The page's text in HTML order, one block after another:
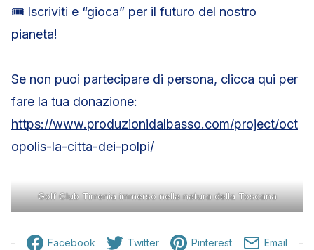
🎟 Iscriviti e “gioca” per il futuro del nostro
pianeta!
Se non puoi partecipare di persona, clicca qui per
fare la tua donazione:
https://www.produzionidalbasso.com/project/oct
opolis-la-citta-dei-polpi/
Golf Club Tirrenia immerso nella natura della Toscana
Facebook Twitter Pinterest Email